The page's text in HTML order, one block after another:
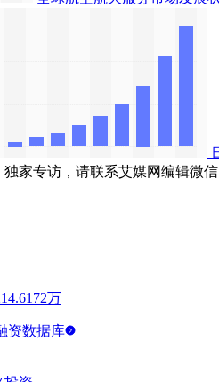
家专访，请联系艾媒网编辑微信
万
资数据库